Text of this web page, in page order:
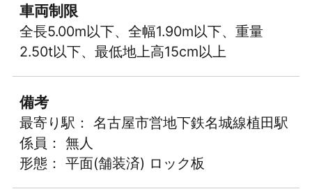
車両制限
全長5.00m以下、全幅1.90m以下、重量
2.50t以下、最低地上高15cm以上
備考
最寄り駅： 名古屋市営地下鉄名城線植田駅
係員： 無人
形態： 平面(舗装済) ロック板